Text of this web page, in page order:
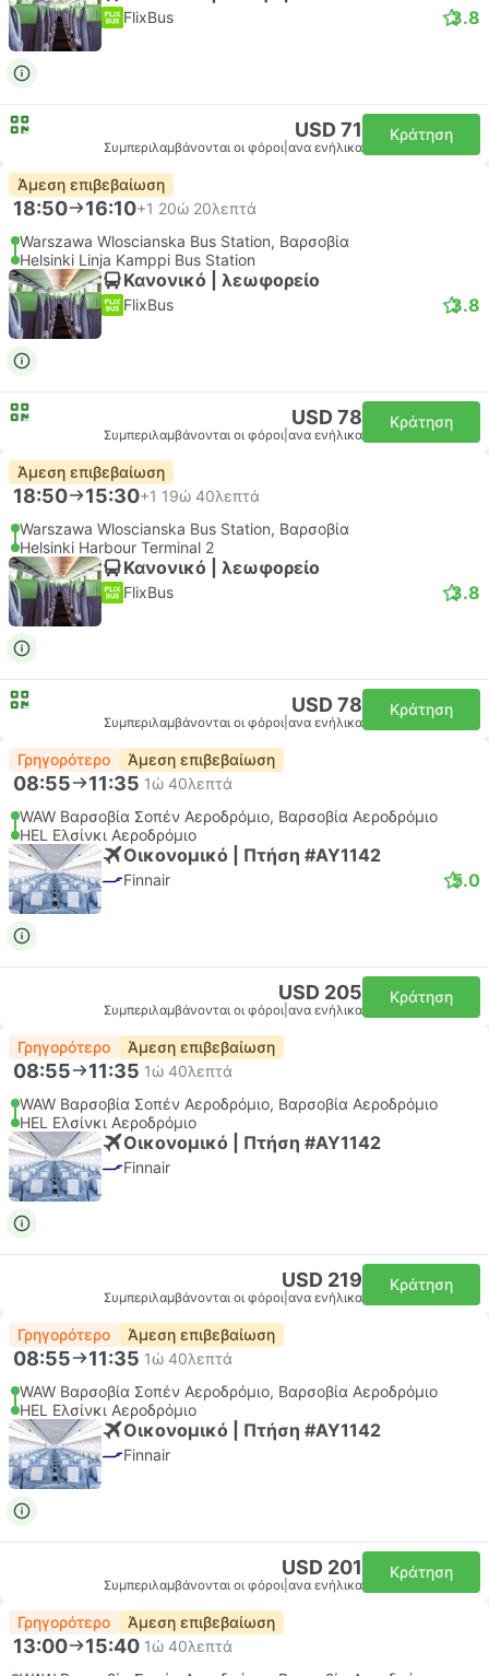
FlixBus 3.8
USD 71
Συμπεριλαμβάνονται οι φόροι ανα ενήλικα
Κράτηση
Άμεση επιβεβαίωση
18:50 16:10+1 20ώ 20λεπτά
Warszawa Wloscianska Bus Station, Βαρσοβία
Helsinki Linja Kamppi Bus Station
Κανονικό | λεωφορείο
FlixBus 3.8
USD 78
Συμπεριλαμβάνονται οι φόροι ανα ενήλικα
Κράτηση
Άμεση επιβεβαίωση
18:50 15:30+1 19ώ 40λεπτά
Warszawa Wloscianska Bus Station, Βαρσοβία
Helsinki Harbour Terminal 2
Κανονικό | λεωφορείο
FlixBus 3.8
USD 78
Συμπεριλαμβάνονται οι φόροι ανα ενήλικα
Κράτηση
Γρηγορότερο Άμεση επιβεβαίωση
08:55 11:35 1ώ 40λεπτά
WAW Βαρσοβία Σοπέν Αεροδρόμιο, Βαρσοβία Αεροδρόμιο
HEL Ελσίνκι Αεροδρόμιο
Οικονομικό | Πτήση #AY1142
Finnair 5.0
USD 205
Συμπεριλαμβάνονται οι φόροι ανα ενήλικα
Κράτηση
Γρηγορότερο Άμεση επιβεβαίωση
08:55 11:35 1ώ 40λεπτά
WAW Βαρσοβία Σοπέν Αεροδρόμιο, Βαρσοβία Αεροδρόμιο
HEL Ελσίνκι Αεροδρόμιο
Οικονομικό | Πτήση #AY1142
Finnair
USD 219
Συμπεριλαμβάνονται οι φόροι ανα ενήλικα
Κράτηση
Γρηγορότερο Άμεση επιβεβαίωση
08:55 11:35 1ώ 40λεπτά
WAW Βαρσοβία Σοπέν Αεροδρόμιο, Βαρσοβία Αεροδρόμιο
HEL Ελσίνκι Αεροδρόμιο
Οικονομικό | Πτήση #AY1142
Finnair
USD 201
Συμπεριλαμβάνονται οι φόροι ανα ενήλικα
Κράτηση
Γρηγορότερο Άμεση επιβεβαίωση
13:00 15:40 1ώ 40λεπτά